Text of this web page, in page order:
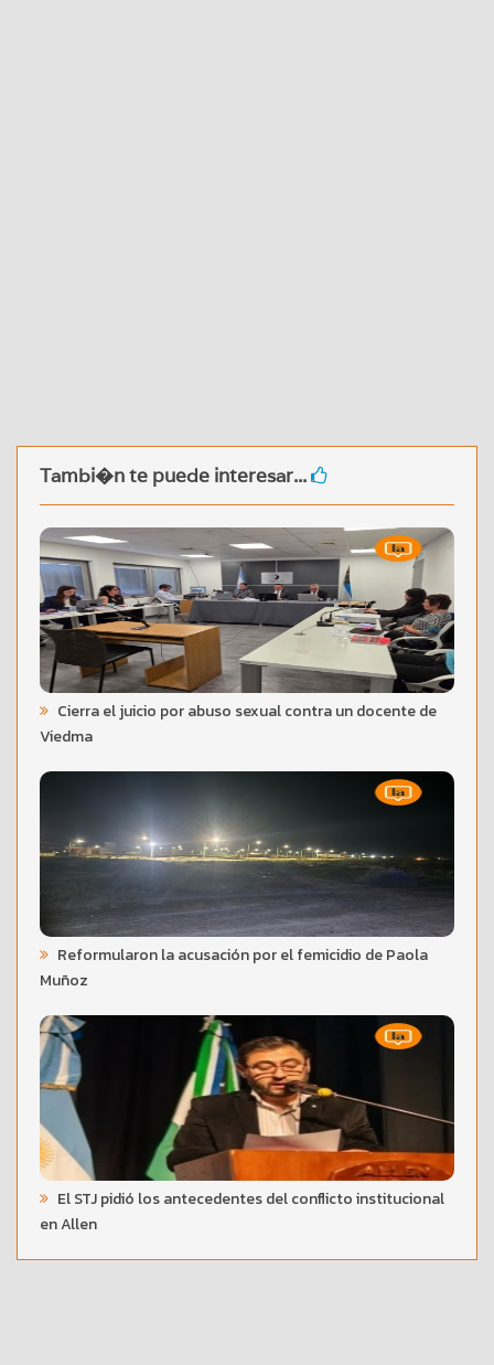
Tambi�n te puede interesar...
Cierra el juicio por abuso sexual contra un docente de
Viedma
Reformularon la acusación por el femicidio de Paola
Muñoz
El STJ pidió los antecedentes del conflicto institucional
en Allen